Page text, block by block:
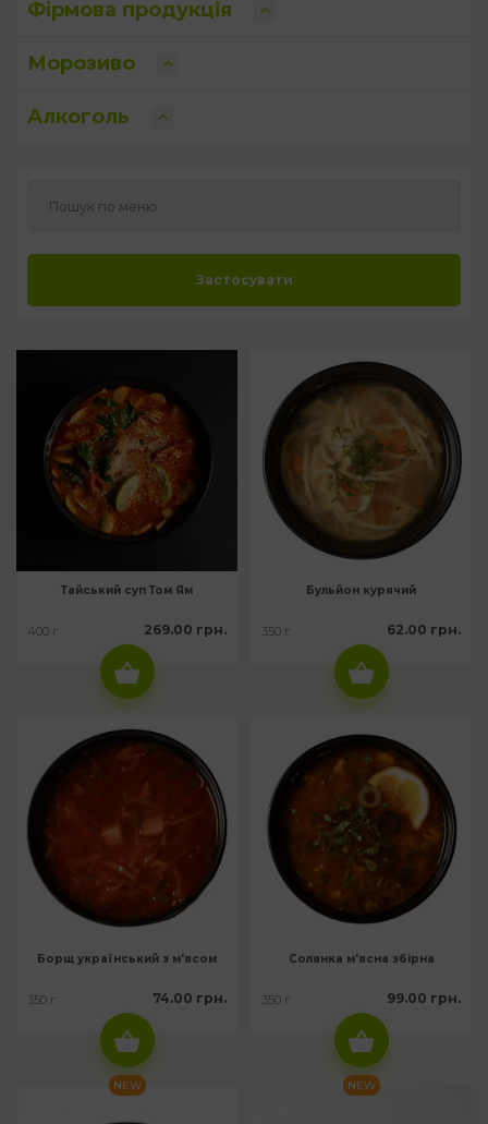
Фірмова продукція
Морозиво
Алкоголь
Пошук по меню
Застосувати
Тайський суп Том Ям
400 г 269.00 грн.
Бульйон курячий
350 г 62.00 грн.
Борщ український з м'ясом
350 г 74.00 грн.
Солянка м'ясна збірна
350 г 99.00 грн.
NEW NEW